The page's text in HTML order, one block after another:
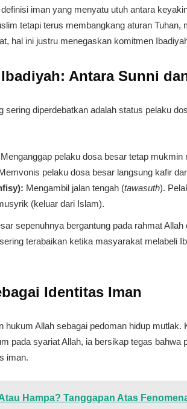
iman yang menyatu utuh antara
tetapi terus membangkang aturan
hal ini justru menegaskan komitmen
Antara Sunni
sering diperdebatkan adalah status pelaku
Menganggap pelaku dosa besar tetap
pelaku dosa besar langsung kafir
Mengambil jalan tengah (tawasuth).
(keluar dari Islam).
sepenuhnya bergantung pada rahmat
terabaikan ketika masyarakat melabeli
Identitas Iman
hukum Allah sebagai pedoman hidup
pada syariat Allah, ia bersikap tegas
iman.
Hampa? Tanggapan Atas